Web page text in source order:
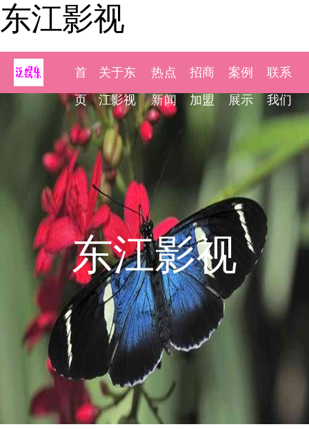
东江影视
首
页
关于东
江影视
热点
新闻
招商
加盟
案例
展示
联系
我们
东江影视